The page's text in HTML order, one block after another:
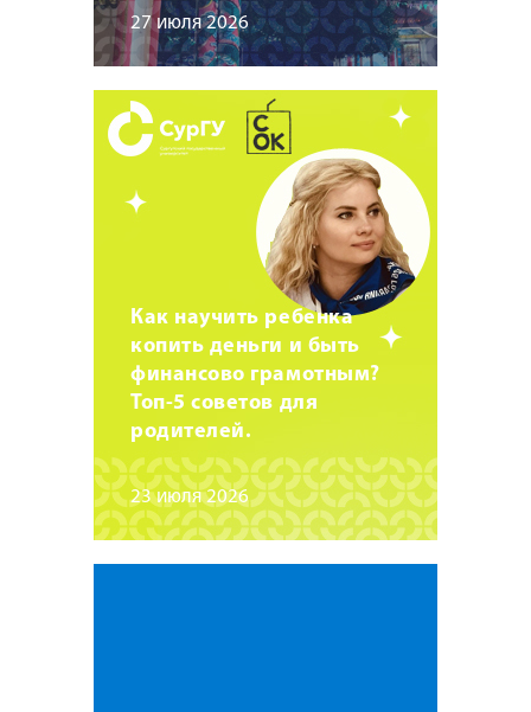
27 июля 2026
Как научить ребенка
копить деньги и быть
финансово грамотным?
Топ-5 советов для
родителей.
23 июля 2026